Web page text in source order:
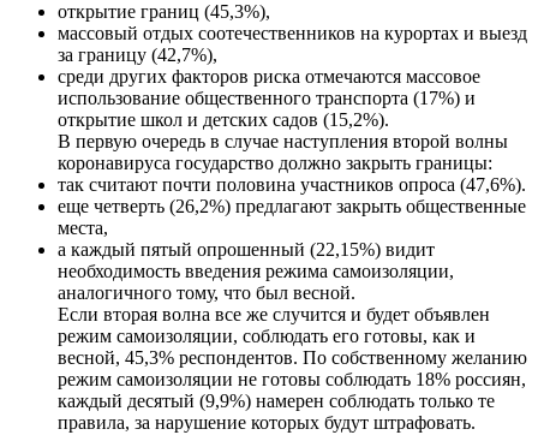
открытие границ (45,3%),
массовый отдых соотечественников на курортах и выезд
за границу (42,7%),
среди других факторов риска отмечаются массовое
использование общественного транспорта (17%) и
открытие школ и детских садов (15,2%).
В первую очередь в случае наступления второй волны
коронавируса государство должно закрыть границы:
так считают почти половина участников опроса (47,6%).
еще четверть (26,2%) предлагают закрыть общественные
места,
а каждый пятый опрошенный (22,15%) видит
необходимость введения режима самоизоляции,
аналогичного тому, что был весной.
Если вторая волна все же случится и будет объявлен
режим самоизоляции, соблюдать его готовы, как и
весной, 45,3% респондентов. По собственному желанию
режим самоизоляции не готовы соблюдать 18% россиян,
каждый десятый (9,9%) намерен соблюдать только те
правила, за нарушение которых будут штрафовать.